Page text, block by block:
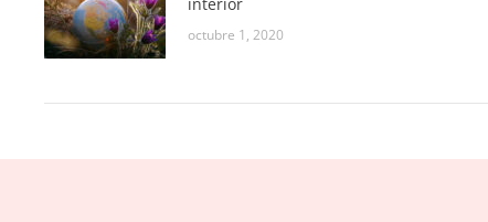
octubre 1, 2020